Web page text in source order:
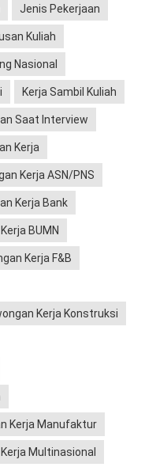
Jenis Pekerjaan
Kuliah
Nasional
Kerja Sambil Kuliah
Saat Interview
Kerja
Kerja ASN/PNS
Kerja Bank
BUMN
Kerja F&B
Kerja Konstruksi
Kerja Manufaktur
Multinasional